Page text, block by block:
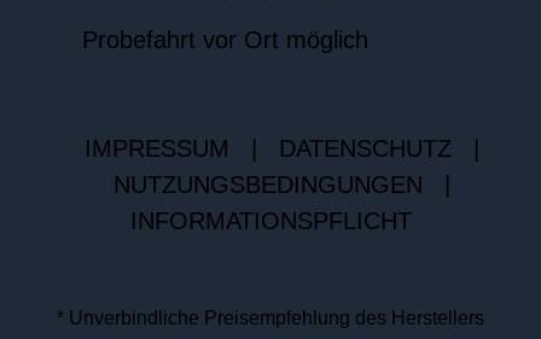
Probefahrt vor Ort möglich
IMPRESSUM DATENSCHUTZ
NUTZUNGSBEDINGUNGEN
INFORMATIONSPFLICHT
* Unverbindliche Preisempfehlung des Herstellers